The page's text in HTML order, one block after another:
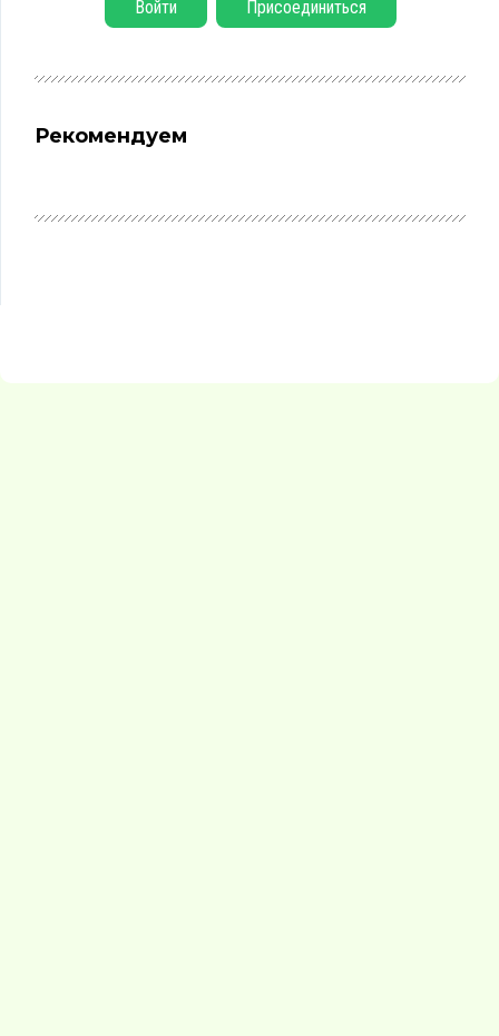
Войти Присоединиться
Рекомендуем